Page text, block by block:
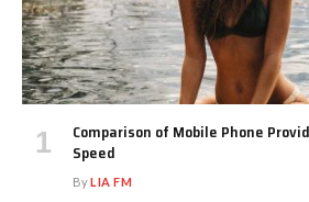
Comparison of Mobile Phone
Speed
ByLIA FM